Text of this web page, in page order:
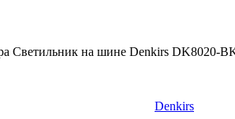
Светильник на шине Denkirs DK8020-
Denkirs